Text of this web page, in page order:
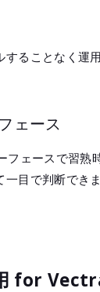
ることなく運
ェース
ェースで習
目で判断でき
for